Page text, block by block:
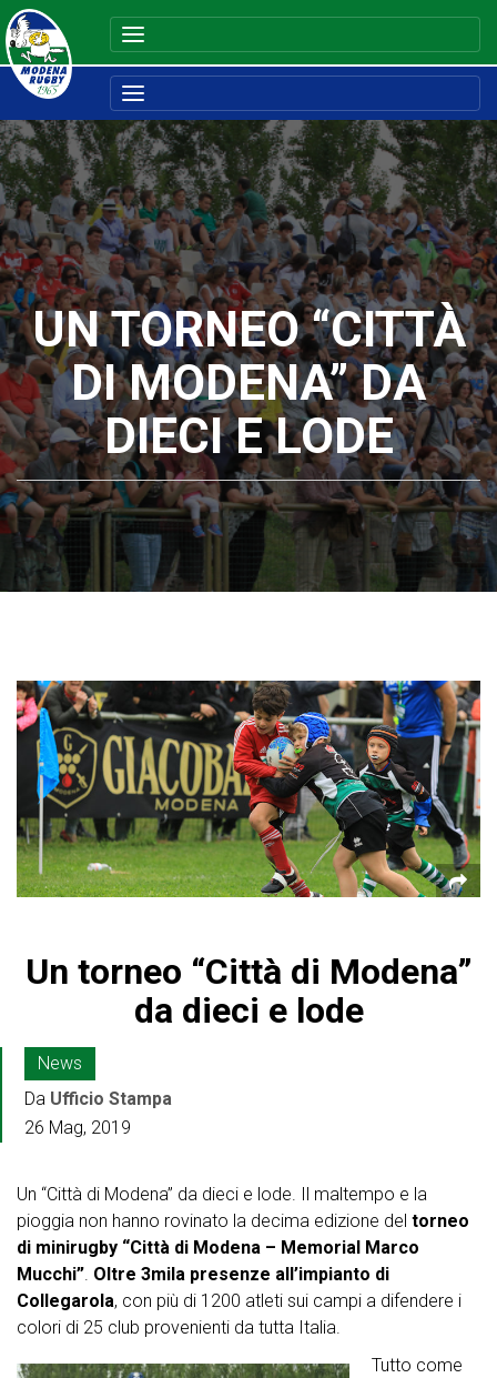
UN TORNEO “CITTÀ
DI MODENA” DA
DIECI E LODE
Un torneo “Città di Modena”
da dieci e lode
News
Da Ufficio Stampa
26 Mag, 2019
Un “Città di Modena” da dieci e lode. Il maltempo e la
pioggia non hanno rovinato la decima edizione del torneo
di minirugby “Città di Modena – Memorial Marco
Mucchi”. Oltre 3mila presenze all’impianto di
Collegarola, con più di 1200 atleti sui campi a difendere i
colori di 25 club provenienti da tutta Italia.
Tutto come